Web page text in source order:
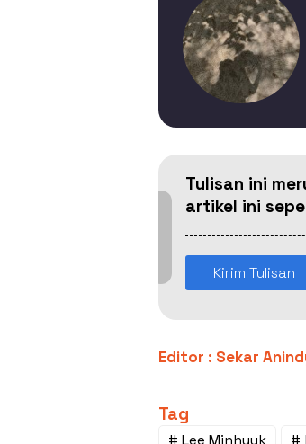
Tulisan ini
artikel ini
Kirim Tulisan
Editor : Sekar
Tag
# Lee Minhyuk #